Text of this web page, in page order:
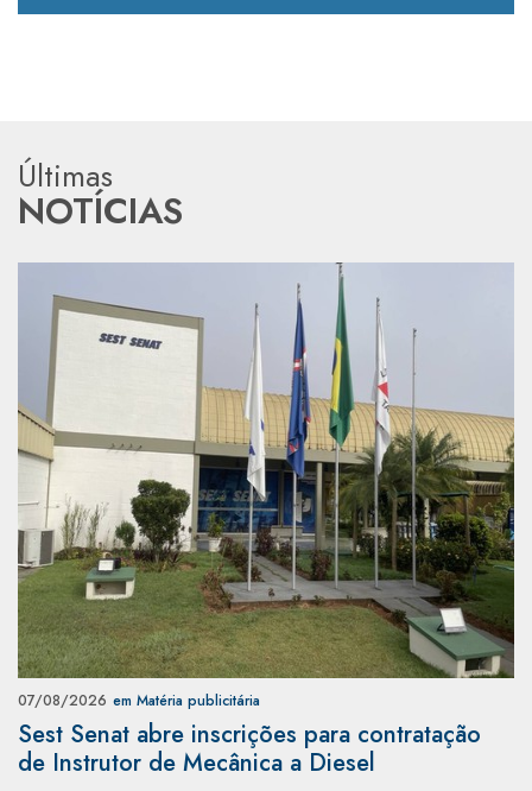
Últimas
NOTÍCIAS
07/08/2026 em Matéria publicitária
Sest Senat abre inscrições para contratação
de Instrutor de Mecânica a Diesel